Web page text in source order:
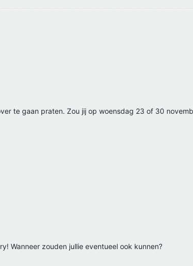
te gaan praten. Zou jij op woensdag 23 of 30
Wanneer zouden jullie eventueel ook kunnen?